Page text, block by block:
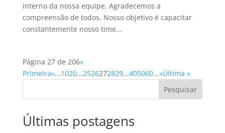
interno da nossa equipe. Agradecemos a
compreensão de todos. Nosso objetivo é capacitar
constantemente nosso time...
Página 27 de 206«
Primeira«...1020...2526272829...405060...»Última »
Pesquisar
Últimas postagens